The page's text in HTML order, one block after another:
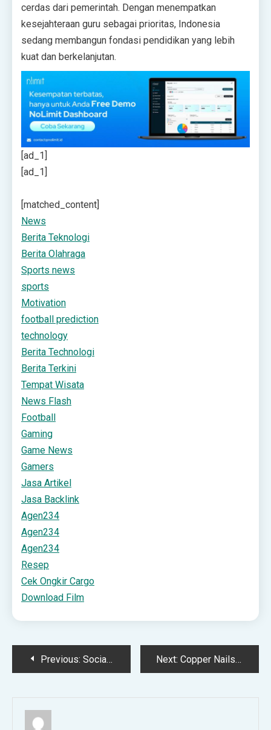
cerdas dari pemerintah. Dengan menempatkan
kesejahteraan guru sebagai prioritas, Indonesia
sedang membangun fondasi pendidikan yang lebih
kuat dan berkelanjutan.
[ad_1]
[ad_1]
[matched_content]
News
Berita Teknologi
Berita Olahraga
Sports news
sports
Motivation
football prediction
technology
Berita Technologi
Berita Terkini
Tempat Wisata
News Flash
Football
Gaming
Game News
Gamers
Jasa Artikel
Jasa Backlink
Agen234
Agen234
Agen234
Resep
Cek Ongkir Cargo
Download Film
PostPrevious: Social Commerce dan Live Shopping: Cara Media Sosial Menggantikan Toko Online dan Menjadi Mesin Uang Next: Copper Nails Jadi Tren Nail Art Terbaru, Aksesoris Elegan dan Mewah Jadi Semakin Terlihat Cantik